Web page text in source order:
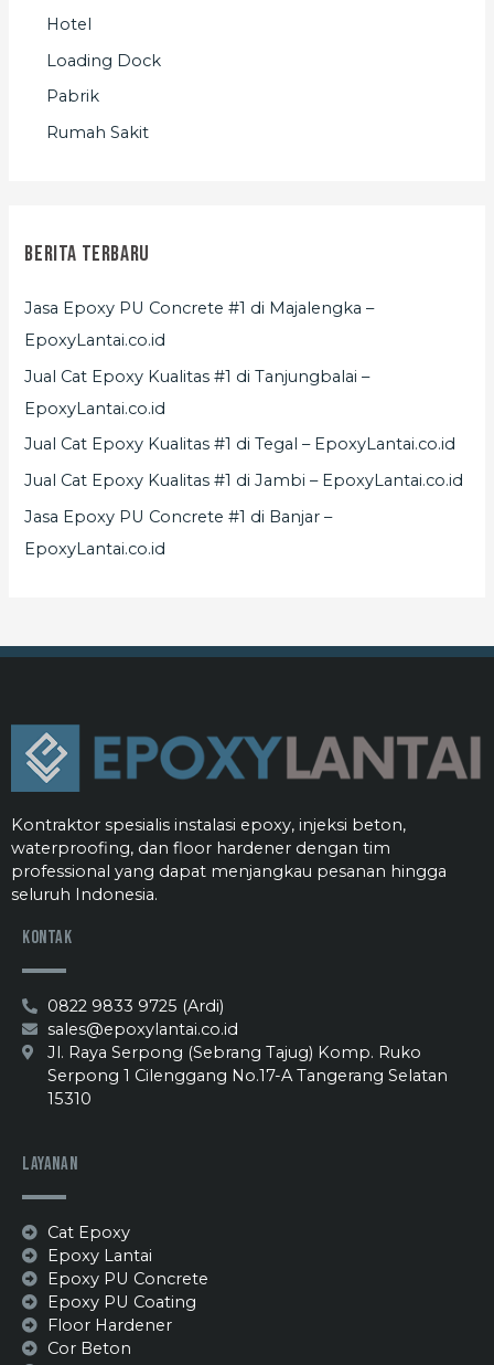
Hotel
Loading Dock
Pabrik
Rumah Sakit
Berita Terbaru
Jasa Epoxy PU Concrete #1 di Majalengka –
EpoxyLantai.co.id
Jual Cat Epoxy Kualitas #1 di Tanjungbalai –
EpoxyLantai.co.id
Jual Cat Epoxy Kualitas #1 di Tegal – EpoxyLantai.co.id
Jual Cat Epoxy Kualitas #1 di Jambi – EpoxyLantai.co.id
Jasa Epoxy PU Concrete #1 di Banjar –
EpoxyLantai.co.id
Kontraktor spesialis instalasi epoxy, injeksi beton,
waterproofing, dan floor hardener dengan tim
professional yang dapat menjangkau pesanan hingga
seluruh Indonesia.
Kontak
0822 9833 9725 (Ardi)
sales@epoxylantai.co.id
Jl. Raya Serpong (Sebrang Tajug) Komp. Ruko
Serpong 1 Cilenggang No.17-A Tangerang Selatan
15310
Layanan
Cat Epoxy
Epoxy Lantai
Epoxy PU Concrete
Epoxy PU Coating
Floor Hardener
Cor Beton